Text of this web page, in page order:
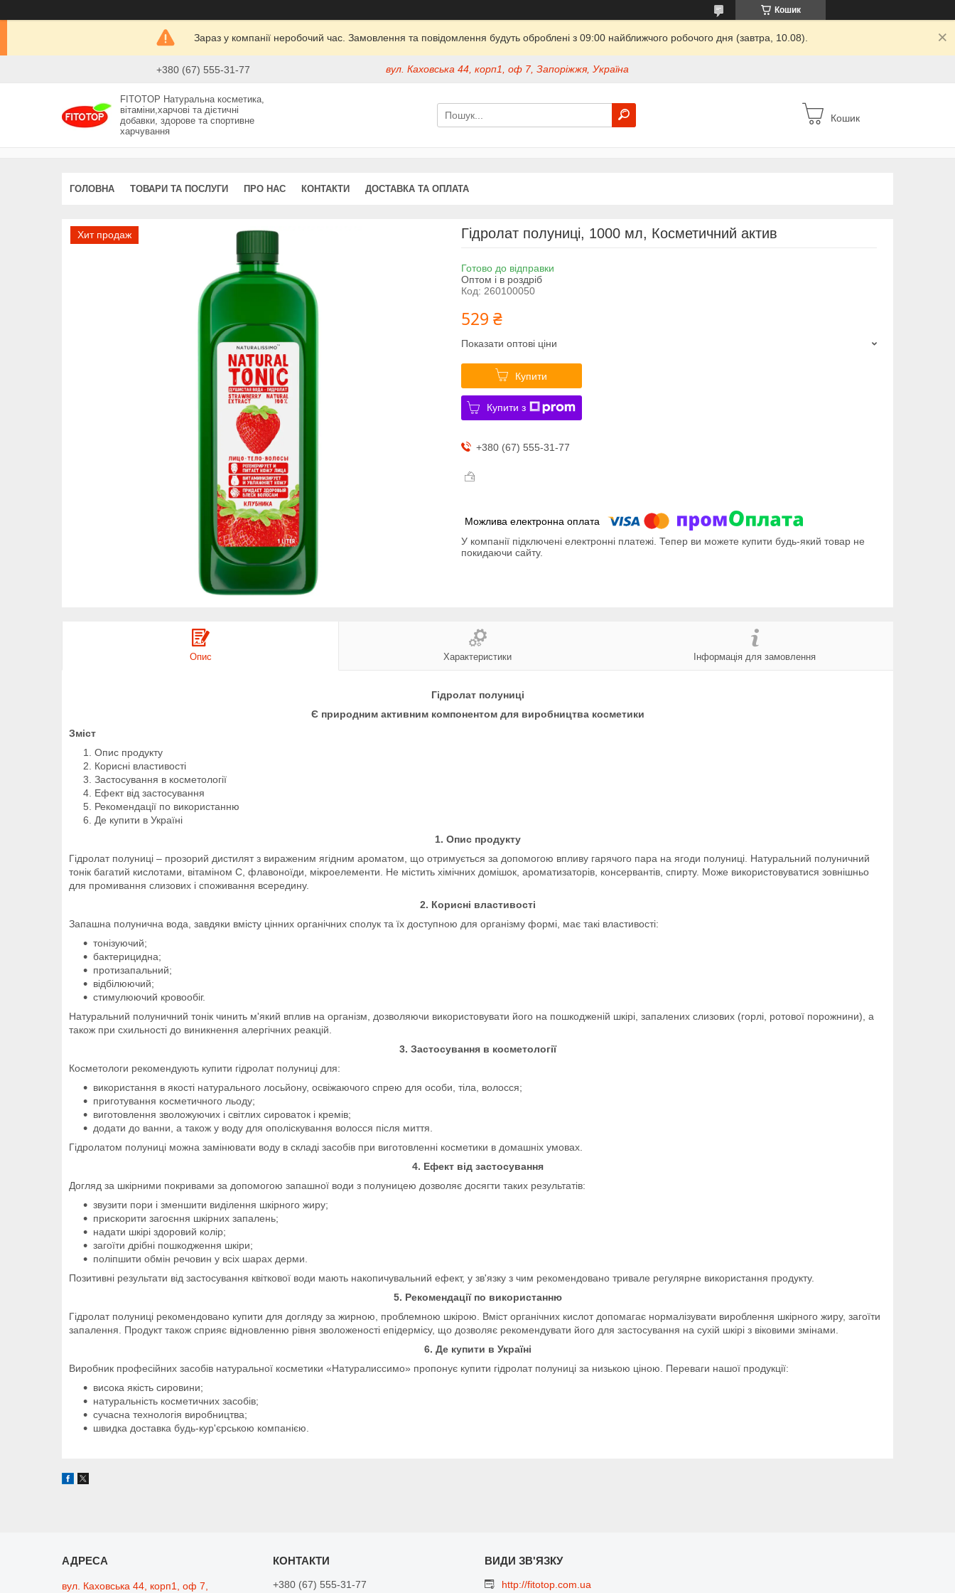
Кошик
Зараз у компанії неробочий час. Замовлення та повідомлення будуть оброблені з 09:00 найближчого робочого дня (завтра, 10.08).
+380 (67) 555-31-77 вул. Каховська 44, корп1, оф 7, Запоріжжя, Україна
FITOTOP Натуральна косметика,
вітаміни,харчові та дієтичні
добавки, здорове та спортивне
харчування
Кошик
ГОЛОВНА ТОВАРИ ТА ПОСЛУГИ ПРО НАС КОНТАКТИ ДОСТАВКА ТА ОПЛАТА
Хит продаж Гідролат полуниці, 1000 мл, Косметичний актив
Готово до відправки
Оптом і в роздріб
Код: 260100050
529 ₴
Показати оптові ціни
Купити
Купити з
+380 (67) 555-31-77
У компанії підключені електронні платежі. Тепер ви можете купити будь-який товар не
покидаючи сайту.
Опис Характеристики Інформація для замовлення
Гідролат полуниці
Є природним активним компонентом для виробництва косметики
Зміст
Опис продукту
Корисні властивості
Застосування в косметології
Ефект від застосування
Рекомендації по використанню
Де купити в Україні
1. Опис продукту
Гідролат полуниці – прозорий дистилят з вираженим ягідним ароматом, що отримується за допомогою впливу гарячого пара на ягоди полуниці. Натуральний полуничний
тонік багатий кислотами, вітаміном С, флавоноїди, мікроелементи. Не містить хімічних домішок, ароматизаторів, консервантів, спирту. Може використовуватися зовнішньо
для промивання слизових і споживання всередину.
2. Корисні властивості
Запашна полунична вода, завдяки вмісту цінних органічних сполук та їх доступною для організму формі, має такі властивості:
тонізуючий;
бактерицидна;
протизапальний;
відбілюючий;
стимулюючий кровообіг.
Натуральний полуничний тонік чинить м'який вплив на організм, дозволяючи використовувати його на пошкодженій шкірі, запалених слизових (горлі, ротової порожнини), а
також при схильності до виникнення алергічних реакцій.
3. Застосування в косметології
Косметологи рекомендують купити гідролат полуниці для:
використання в якості натурального лосьйону, освіжаючого спрею для особи, тіла, волосся;
приготування косметичного льоду;
виготовлення зволожуючих і світлих сироваток і кремів;
додати до ванни, а також у воду для ополіскування волосся після миття.
Гідролатом полуниці можна замінювати воду в складі засобів при виготовленні косметики в домашніх умовах.
4. Ефект від застосування
Догляд за шкірними покривами за допомогою запашної води з полуницею дозволяє досягти таких результатів:
звузити пори і зменшити виділення шкірного жиру;
прискорити загоєння шкірних запалень;
надати шкірі здоровий колір;
загоїти дрібні пошкодження шкіри;
поліпшити обмін речовин у всіх шарах дерми.
Позитивні результати від застосування квіткової води мають накопичувальний ефект, у зв'язку з чим рекомендовано тривале регулярне використання продукту.
5. Рекомендації по використанню
Гідролат полуниці рекомендовано купити для догляду за жирною, проблемною шкірою. Вміст органічних кислот допомагає нормалізувати вироблення шкірного жиру, загоїти
запалення. Продукт також сприяє відновленню рівня зволоженості епідермісу, що дозволяє рекомендувати його для застосування на сухій шкірі з віковими змінами.
6. Де купити в Україні
Виробник професійних засобів натуральної косметики «Натуралиссимо» пропонує купити гідролат полуниці за низькою ціною. Переваги нашої продукції:
висока якість сировини;
натуральність косметичних засобів;
сучасна технологія виробництва;
швидка доставка будь-кур'єрською компанією.
вул. Каховська 44, корп1, оф 7, +380 (67) 555-31-77 http://fitotop.com.ua